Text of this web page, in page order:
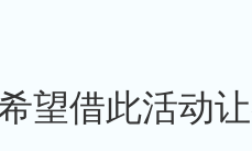
望借此活动